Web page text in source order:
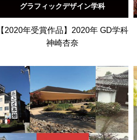
グラフィックデザイン学科
【2020年受賞作品】2020年 GD学科
神崎杏奈